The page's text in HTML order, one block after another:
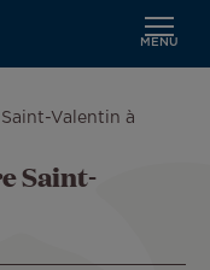
MENU
Valentin à
Saint-